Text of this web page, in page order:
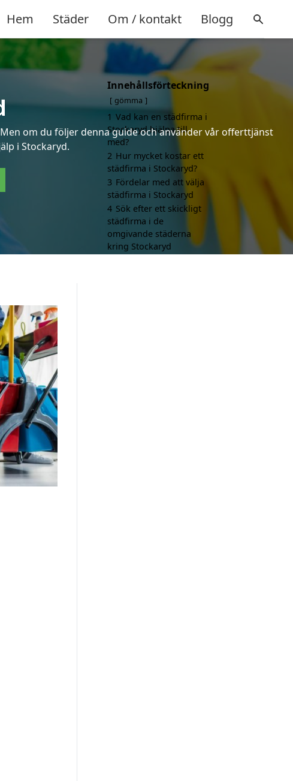
Hem Städer Om / kontakt Blogg
om du följer denna guide och använder vår offerttjänst
i Stockaryd.
Innehållsförteckning
gömma
1 Vad kan en städfirma i
Stockaryd hjälpa till
med?
2 Hur mycket kostar ett
städfirma i Stockaryd?
3 Fördelar med att välja
städfirma i Stockaryd
4 Sök efter ett skickligt
städfirma i de
omgivande städerna
kring Stockaryd